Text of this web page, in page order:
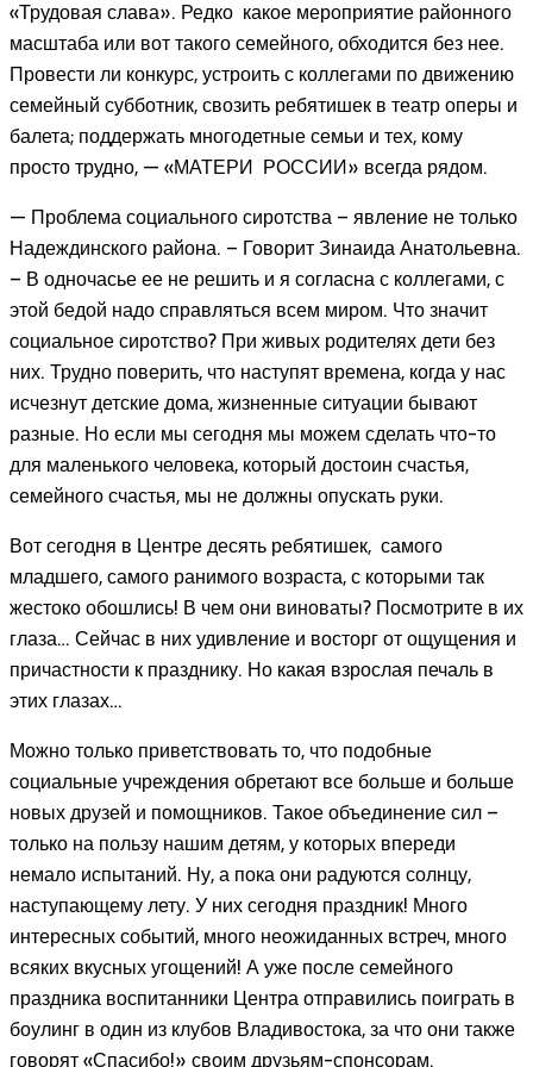
«Трудовая слава». Редко какое мероприятие районного
масштаба или вот такого семейного, обходится без нее.
Провести ли конкурс, устроить с коллегами по движению
семейный субботник, свозить ребятишек в театр оперы и
балета; поддержать многодетные семьи и тех, кому
просто трудно, — «МАТЕРИ РОССИИ» всегда рядом.
— Проблема социального сиротства – явление не только
Надеждинского района. – Говорит Зинаида Анатольевна.
– В одночасье ее не решить и я согласна с коллегами, с
этой бедой надо справляться всем миром. Что значит
социальное сиротство? При живых родителях дети без
них. Трудно поверить, что наступят времена, когда у нас
исчезнут детские дома, жизненные ситуации бывают
разные. Но если мы сегодня мы можем сделать что-то
для маленького человека, который достоин счастья,
семейного счастья, мы не должны опускать руки.
Вот сегодня в Центре десять ребятишек, самого
младшего, самого ранимого возраста, с которыми так
жестоко обошлись! В чем они виноваты? Посмотрите в их
глаза… Сейчас в них удивление и восторг от ощущения и
причастности к празднику. Но какая взрослая печаль в
этих глазах…
Можно только приветствовать то, что подобные
социальные учреждения обретают все больше и больше
новых друзей и помощников. Такое объединение сил –
только на пользу нашим детям, у которых впереди
немало испытаний. Ну, а пока они радуются солнцу,
наступающему лету. У них сегодня праздник! Много
интересных событий, много неожиданных встреч, много
всяких вкусных угощений! А уже после семейного
праздника воспитанники Центра отправились поиграть в
боулинг в один из клубов Владивостока, за что они также
говорят «Спасибо!» своим друзьям-спонсорам.